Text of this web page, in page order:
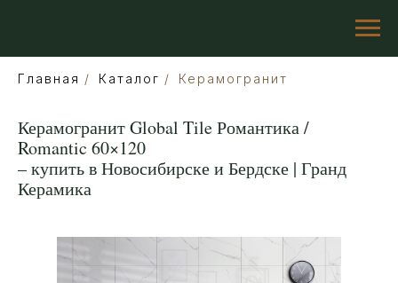
Главная / Каталог / Керамогранит
Керамогранит Global Tile Романтика /
Romantic 60×120
– купить в Новосибирске и Бердске | Гранд
Керамика